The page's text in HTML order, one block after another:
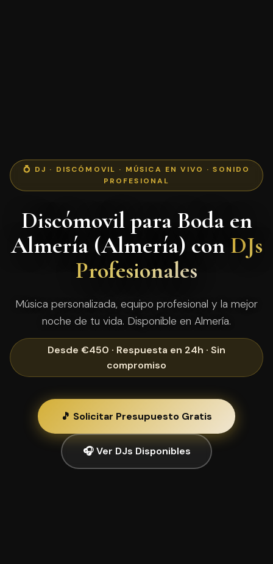
💍 DJ · DISCÓMOVIL · MÚSICA EN VIVO · SONIDO
PROFESIONAL
Discómovil para Boda en
Almería (Almería) con DJs
Profesionales
Música personalizada, equipo profesional y la mejor
noche de tu vida. Disponible en Almería.
Desde €450 · Respuesta en 24h · Sin
compromiso
🎵 Solicitar Presupuesto Gratis
🎧 Ver DJs Disponibles